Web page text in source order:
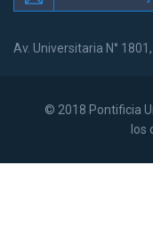
Av. Universitaria N°
© 2018 Pontificia
los